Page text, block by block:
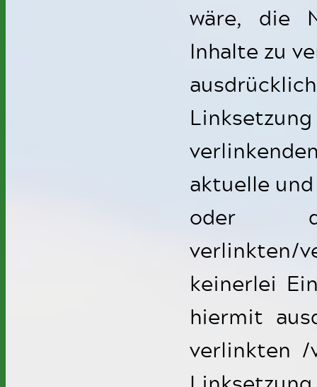
wäre, die
Inhalte zu
aktuelle
oder
verlinkten/
keinerlei
hiermit
verlinkten